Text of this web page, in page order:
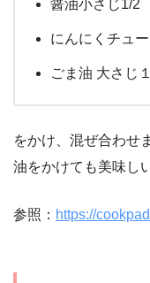
醤油小さじ1/2
にんにくチュ
ごま油 大さじ１
をかけ、混ぜ合わせ
油をかけても美味し
参照： https://